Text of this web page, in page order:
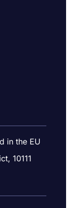
in the EU
10111